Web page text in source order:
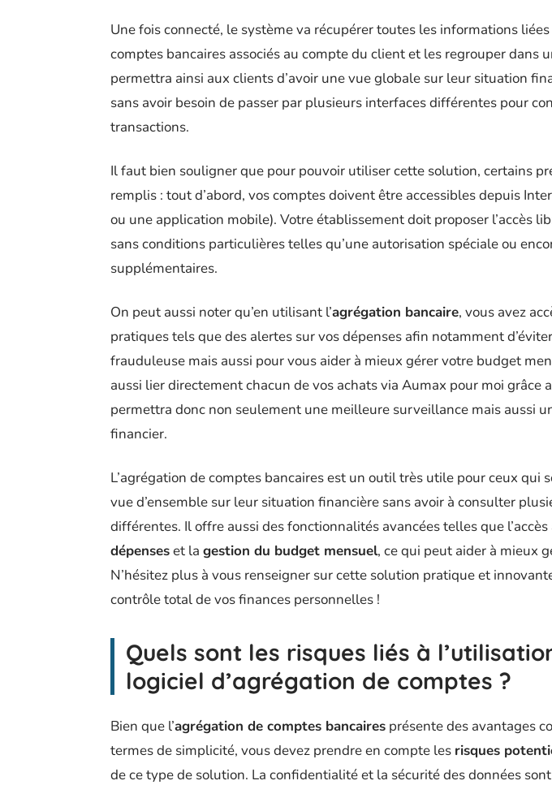
Une fois connecté, le système va récupérer toutes les informations
comptes bancaires associés au compte du client et les regrouper dans
permettra ainsi aux clients d’avoir une vue globale sur leur situation
sans avoir besoin de passer par plusieurs interfaces différentes pour
transactions.
Il faut bien souligner que pour pouvoir utiliser cette solution, certains
remplis : tout d’abord, vos comptes doivent être accessibles depuis
ou une application mobile). Votre établissement doit proposer l’accès
sans conditions particulières telles qu’une autorisation spéciale ou
supplémentaires.
On peut aussi noter qu’en utilisant l’agrégation bancaire, vous avez
pratiques tels que des alertes sur vos dépenses afin notamment
frauduleuse mais aussi pour vous aider à mieux gérer votre budget
aussi lier directement chacun de vos achats via Aumax pour moi grâce
permettra donc non seulement une meilleure surveillance mais aussi
financier.
L’agrégation de comptes bancaires est un outil très utile pour ceux qui
vue d’ensemble sur leur situation financière sans avoir à consulter
différentes. Il offre aussi des fonctionnalités avancées telles que l’accès
dépenseset la gestion du budget mensuel, ce qui peut aider à mieux
N’hésitez plus à vous renseigner sur cette solution pratique et
contrôle total de vos finances personnelles !
Quels sont les risques liés à
logiciel d’agrégation de comptes ?
Bien que l’agrégation de comptes bancaires présente des avantages
termes de simplicité, vous devez prendre en compte les risques
de ce type de solution. La confidentialité et la sécurité des données